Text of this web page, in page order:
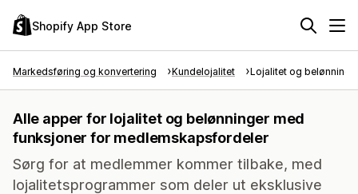
Shopify App Store
Markedsføring og konvertering Kundelojalitet Lojalitet og
Alle apper for lojalitet og belønninger med
funksjoner for medlemskapsfordeler
Sørg for at medlemmer kommer tilbake, med
lojalitetsprogrammer som deler ut eksklusive